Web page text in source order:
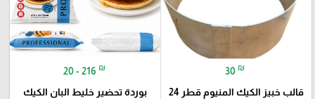
30 ₪
قالب خبيز الكيك المنيوم قطر 24
20 - 216 ₪
بوردة تحضير خليط البان الكيك